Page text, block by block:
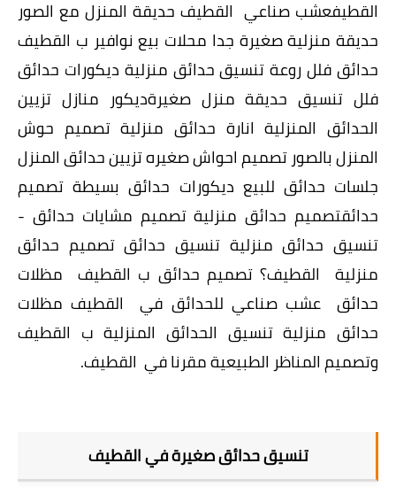
القطيفعشب صناعي القطيف حديقة المنزل مع الصور
حديقة منزلية صغيرة جدا محلات بيع نوافير ب القطيف
حدائق فلل روعة تنسيق حدائق منزلية ديكورات حدائق
فلل تنسيق حديقة منزل صغيرةديكور منازل تزيين
الحدائق المنزلية انارة حدائق منزلية تصميم حوش
المنزل بالصور تصميم احواش صغيره تزيين حدائق المنزل
جلسات حدائق للبيع ديكورات حدائق بسيطة تصميم
حدائقتصميم حدائق منزلية تصميم مشايات حدائق -
تنسيق حدائق منزلية تنسيق حدائق تصميم حدائق
منزلية القطيف؟ تصميم حدائق ب القطيف مظلات
حدائق عشب صناعي للحدائق في القطيف مظلات
حدائق منزلية تنسيق الحدائق المنزلية ب القطيف
وتصميم المناظر الطبيعية مقرنا في القطيف.
تنسيق حدائق صغيرة في القطيف